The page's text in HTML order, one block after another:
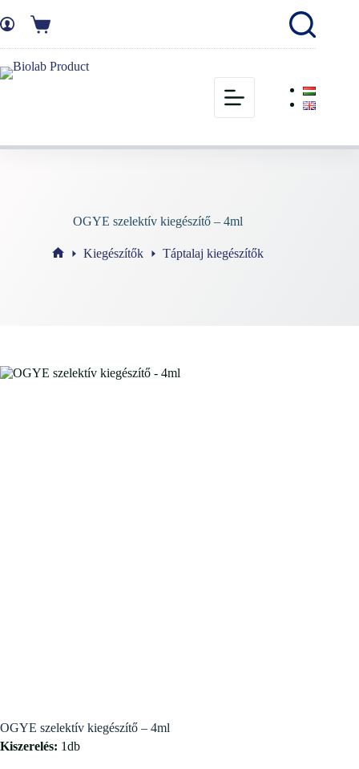
OGYE szelektív kiegészítő – 4ml
Kiegészítők Táptalaj kiegészítők
OGYE szelektív kiegészítő – 4ml
Kiszerelés: 1db